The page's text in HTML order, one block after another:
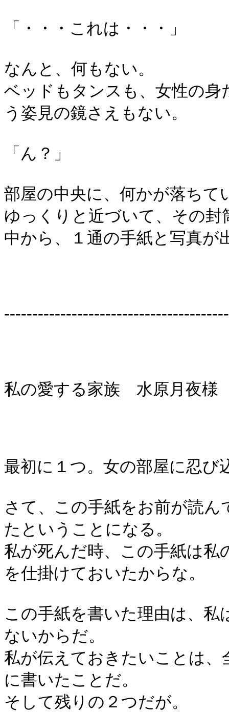
「・・・これは・・・」
なんと、何もない。
ベッドもタンスも、女性の
う姿見の鏡さえもない。
「ん？」
部屋の中央に、何かが落ちて
ゆっくりと近づいて、その封
中から、１通の手紙と写真が
私の愛する家族 水原月夜様
最初に１つ。女の部屋に忍び
さて、この手紙をお前が読
たということになる。
私が死んだ時、この手紙は私
を仕掛けておいたからな。
この手紙を書いた理由は、
ないからだ。
私が伝えておきたいことは、
に書いたことだ。
そして残りの２つだが。